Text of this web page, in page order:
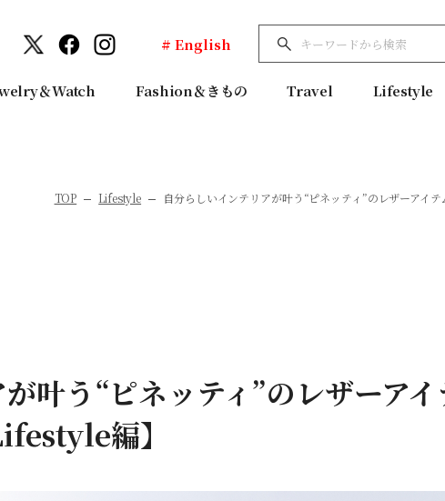
# English
＆Watch Fashion＆きもの Travel Lifestyle
TOP Lifestyle 自分らしいインテリアが叶う“ピネッティ”のレザーアイ
叶う“ピネッティ”のレザーア
編】